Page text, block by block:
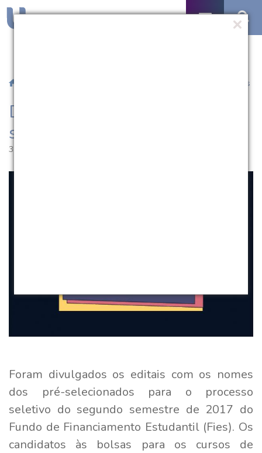
/ Divulgada a lista dos pré-selecionados para o Fies
Divulgada a lista dos pré-
selecionados para o Fies
31.07.2017 | 17:02
Foram divulgados os editais com os nomes
dos pré-selecionados para o processo
seletivo do segundo semestre de 2017 do
Fundo de Financiamento Estudantil (Fies). Os
candidatos às bolsas para os cursos de